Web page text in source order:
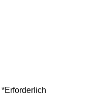
*Erforderlich